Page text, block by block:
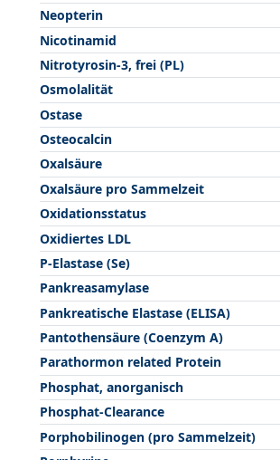
Neopterin
Nicotinamid
Nitrotyrosin-3, frei (PL)
Osmolalität
Ostase
Osteocalcin
Oxalsäure
Oxalsäure pro Sammelzeit
Oxidationsstatus
Oxidiertes LDL
P-Elastase (Se)
Pankreasamylase
Pankreatische Elastase (ELISA)
Pantothensäure (Coenzym A)
Parathormon related Protein
Phosphat, anorganisch
Phosphat-Clearance
Porphobilinogen (pro Sammelzeit)